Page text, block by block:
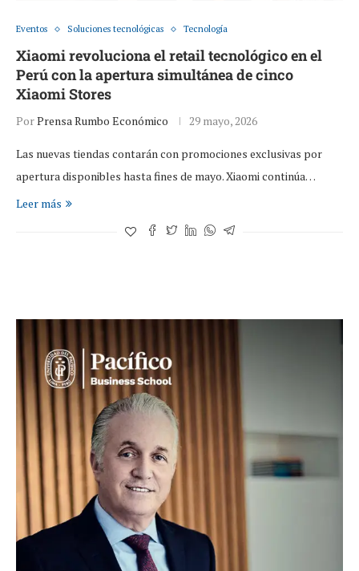
Eventos Soluciones tecnológicas Tecnología
Xiaomi revoluciona el retail tecnológico en el
Perú con la apertura simultánea de cinco
Xiaomi Stores
PorPrensa Rumbo Económico 29 mayo, 2026
Las nuevas tiendas contarán con promociones exclusivas por
apertura disponibles hasta fines de mayo. Xiaomi continúa…
Leer más